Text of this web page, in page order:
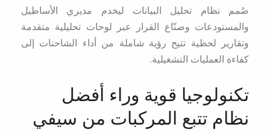
صُمم نظام تحليل البيانات ليخدم مديري الأساطيل
والمستودعات وصنّاع القرار عبر لوحات تحليلية متقدمة
وتقارير لحظية تتيح رؤية شاملة من أداء الشاحنات إلى
كفاءة العمليات التشغيلية.
تكنولوجيا قوية وراء أفضل
نظام تتبع المركبات من سيفي